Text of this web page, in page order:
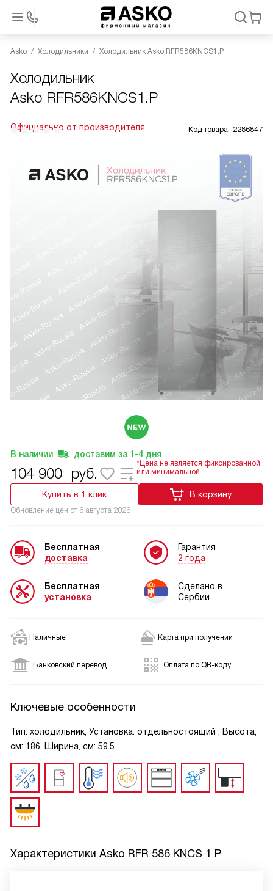
Asko Холодильники Холодильник Asko RFR586KNCS1.P
Холодильник
Asko RFR586KNCS1.P
Официально от производителя Код товара: 2286847
В наличии доставим за 1-4 дня
104 900 руб.
*Цена не является фиксированной
или минимальной
Купить в 1 клик В корзину
Обновление цен от 6 августа 2026
Бесплатная
доставка
Бесплатная
установка
Гарантия
2 года
Сделано в
Сербии
Наличные Карта при получении
Банковский перевод Оплата по QR-коду
Ключевые особенности
Тип: холодильник, Установка: отдельностоящий , Высота,
см: 186, Ширина, см: 59.5
Характеристики Asko RFR 586 KNCS 1 P